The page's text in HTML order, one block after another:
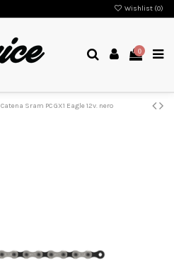
Wishlist (0)
0
Catena Sram PC GX1 Eagle 12v. nero